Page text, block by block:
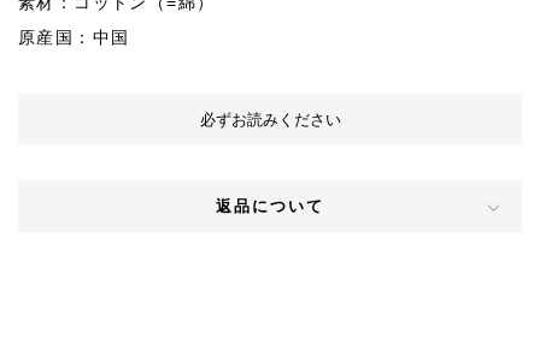
原産国：中国
必ずお読みください
返品について